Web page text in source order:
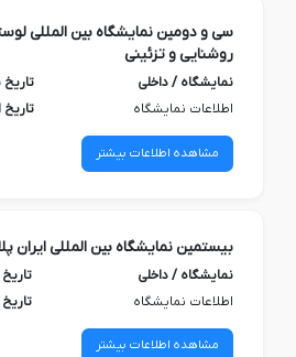
سی و دومین نمایشگاه بین المللی
روشنایی و تزئینی
نمایشگاه / داخلی
اطلاعات نمایشگاه
تاریخ
مشاهده اطلاعات بیشتر
بیستمین نمایشگاه بین المللی ایران
نمایشگاه / داخلی
اطلاعات نمایشگاه
تاریخ
مشاهده اطلاعات بیشتر